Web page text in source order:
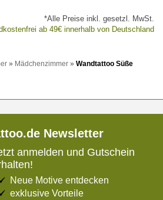
*Alle Preise inkl. gesetzl. MwSt.
ab 49€ innerhalb von Deutschland
» Mädchenzimmer » Wandtattoo Süße
Newsletter
anmelden und Gutschein
Neue Motive entdecken
exklusive Vorteile